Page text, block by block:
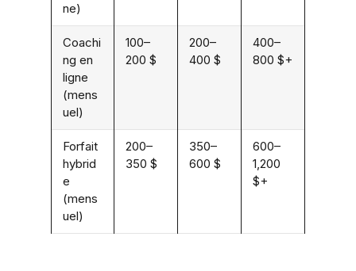
ne)
Coachi
ng en
ligne
(mens
uel)
100–
200 $
200–
400 $
400–
800 $+
Forfait
hybrid
e
(mens
uel)
200–
350 $
350–
600 $
600–
1,200
$+